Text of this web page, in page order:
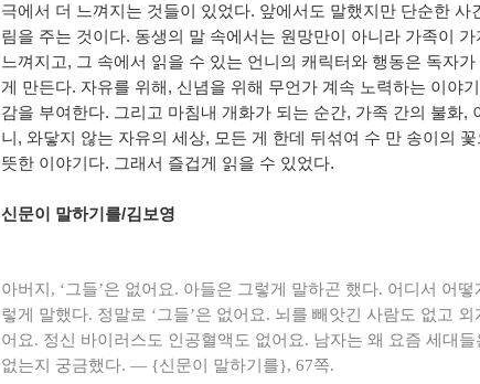
극에서 더 느껴지는 것들이 있었다. 앞에서도 말했지만 단순한 사
림을 주는 것이다. 동생의 말 속에서는 원망만이 아니라 가족이 가
느껴지고, 그 속에서 읽을 수 있는 언니의 캐릭터와 행동은 독자
게 만든다. 자유를 위해, 신념을 위해 무언가 계속 노력하는 이야
감을 부여한다. 그리고 마침내 개화가 되는 순간, 가족 간의 불화,
니, 와닿지 않는 자유의 세상, 모든 게 한데 뒤섞여 수 만 송이의
뜻한 이야기다. 그래서 즐겁게 읽을 수 있었다.
신문이 말하기를/김보영
아버지, ‘그들’은 없어요. 아들은 그렇게 말하곤 했다. 어디서 어
렇게 말했다. 정말로 ‘그들’은 없어요. 뇌를 빼앗긴 사람도 없고
어요. 정신 바이러스도 인공혈액도 없어요. 남자는 왜 요즘 세대들
없는지 궁금했다. ― {신문이 말하기를}, 67쪽.